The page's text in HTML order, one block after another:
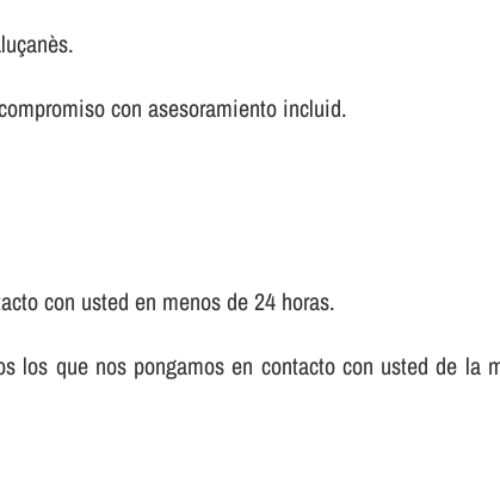
con asesoramiento incluid.
con usted en menos de 24 horas.
los que nos pongamos en contacto con usted de la